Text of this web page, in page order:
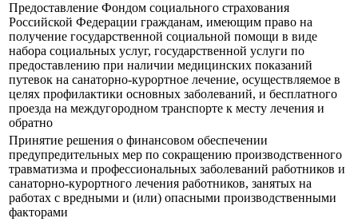
Предоставление Фондом социального страхования
Российской Федерации гражданам, имеющим право на
получение государственной социальной помощи в виде
набора социальных услуг, государственной услуги по
предоставлению при наличии медицинских показаний
путевок на санаторно-курортное лечение, осуществляемое в
целях профилактики основных заболеваний, и бесплатного
проезда на междугородном транспорте к месту лечения и
обратно
Принятие решения о финансовом обеспечении
предупредительных мер по сокращению производственного
травматизма и профессиональных заболеваний работников и
санаторно-курортного лечения работников, занятых на
работах с вредными и (или) опасными производственными
факторами